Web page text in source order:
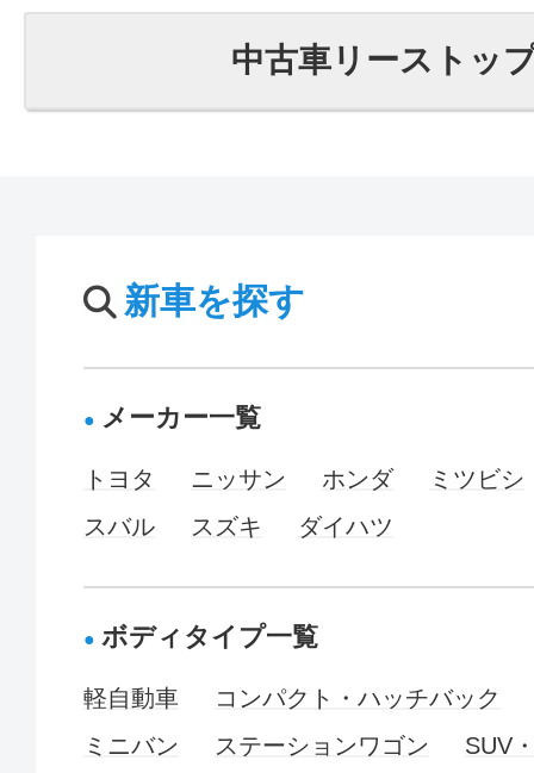
中古車リーストッ
新車を探す
メーカー一覧
トヨタ ニッサン ホンダ
ミツビシ
スバル
スズキ ダイハツ
ボディタイプ一覧
軽自動車
コンパクト・ハッチバック
ミニバン
ステーションワゴン
SUV